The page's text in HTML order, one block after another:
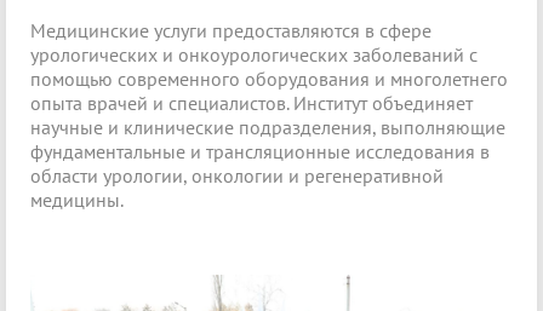
Медицинские услуги предоставляются в сфере
урологических и онкоурологических заболеваний с
помощью современного оборудования и многолетнего
опыта врачей и специалистов. Институт объединяет
научные и клинические подразделения, выполняющие
фундаментальные и трансляционные исследования в
области урологии, онкологии и регенеративной
медицины.